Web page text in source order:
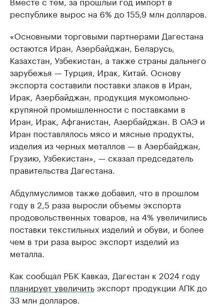
республике вырос на 6% до 155,9 млн долларов.
«Основными торговыми партнерами Дагестана
остаются Иран, Азербайджан, Беларусь,
Казахстан, Узбекистан, а также страны дальнего
зарубежья — Турция, Ирак, Китай. Основу
экспорта составили поставки злаков в Иран,
Ирак, Азербайджан, продукция мукомольно-
крупяной промышленности с поставками в
Иран, Ирак, Афганистан, Азербайджан. В ОАЭ и
Иран поставлялось мясо и мясные продукты,
изделия из черных металлов — в Азербайджан,
Грузию, Узбекистан», — сказал председатель
правительства Дагестана.
Абдулмуслимов также добавил, что в прошлом
году в 2,5 раза выросли объемы экспорта
продовольственных товаров, на 4% увеличились
поставки текстильных изделий и обуви, и более
чем в три раза вырос экспорт изделий из
металла.
Как сообщал РБК Кавказ, Дагестан к 2024 году
планирует увеличитьэкспорт продукции АПК до
33 млн долларов.